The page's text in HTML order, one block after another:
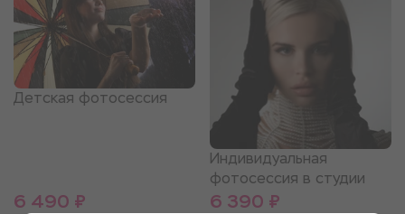
Детская фотосессия
6 490 ₽
Индивидуальная
фотосессия в студии
6 390 ₽